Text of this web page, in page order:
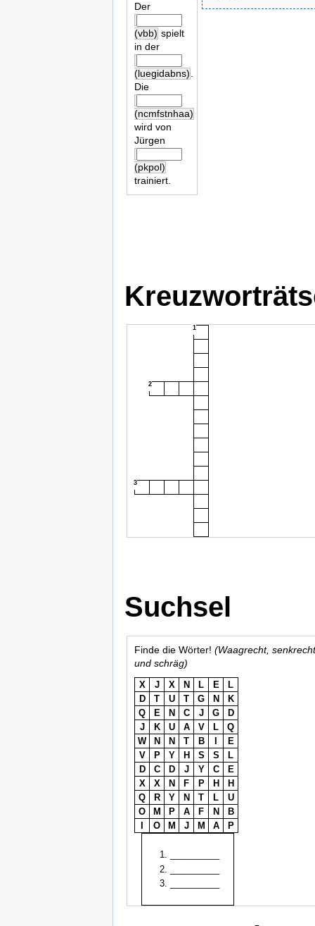
Der
(vbb) spielt
in der
(luegidabns)
Die
(ncmfstnhaa)
wird von
Jürgen
(pkpol)
trainiert.
1
2
3
Suchsel
Finde die Wörter! (Waagrecht, senkrecht
und schräg)
X
J X N L E
L
D
T U T G N
K
Q
E N C J G
D
J
K U A V L
Q
W
N N T B
E
V
P Y H S S
L
D
C D J Y C
E
X
X N F P H
H
Q
R Y N T L
U
O
M P A F N
B
O M J M A P